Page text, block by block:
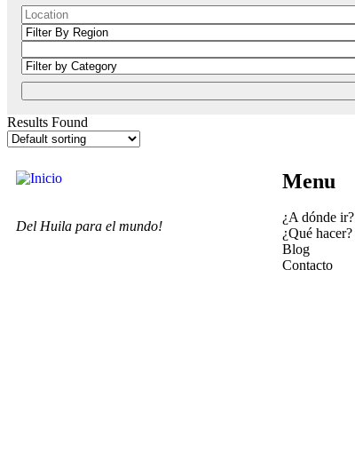
Results Found
Del Huila para el mundo!
Menu
¿A dónde ir?
¿Qué hacer?
Blog
Contacto